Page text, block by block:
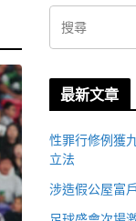
最新文章
性罪行修例獲
立法
涉造假公屋富